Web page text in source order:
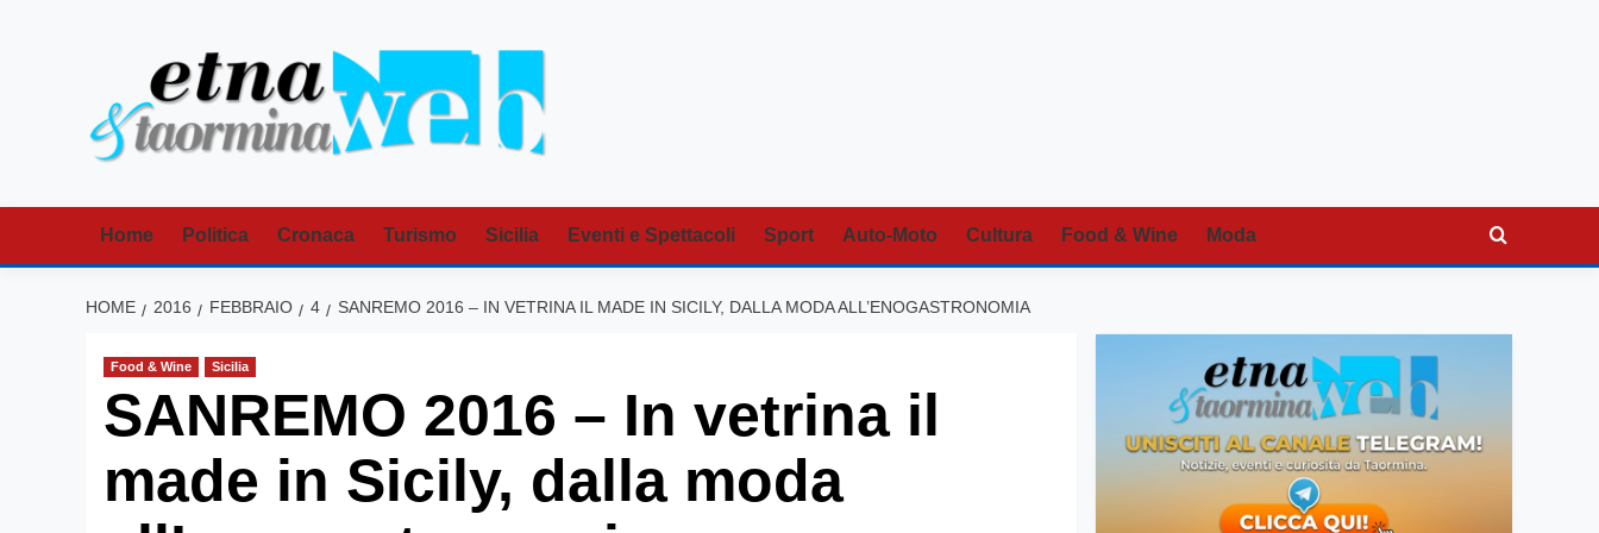
Home Politica Cronaca Turismo Sicilia Eventi e Spettacoli Sport Auto-Moto Cultura Food & Wine Moda
HOME 2016 FEBBRAIO 4 SANREMO 2016 – IN VETRINA IL MADE IN SICILY, DALLA MODA ALL’ENOGASTRONOMIA
Food & Wine Sicilia
SANREMO 2016 – In vetrina il
made in Sicily, dalla moda